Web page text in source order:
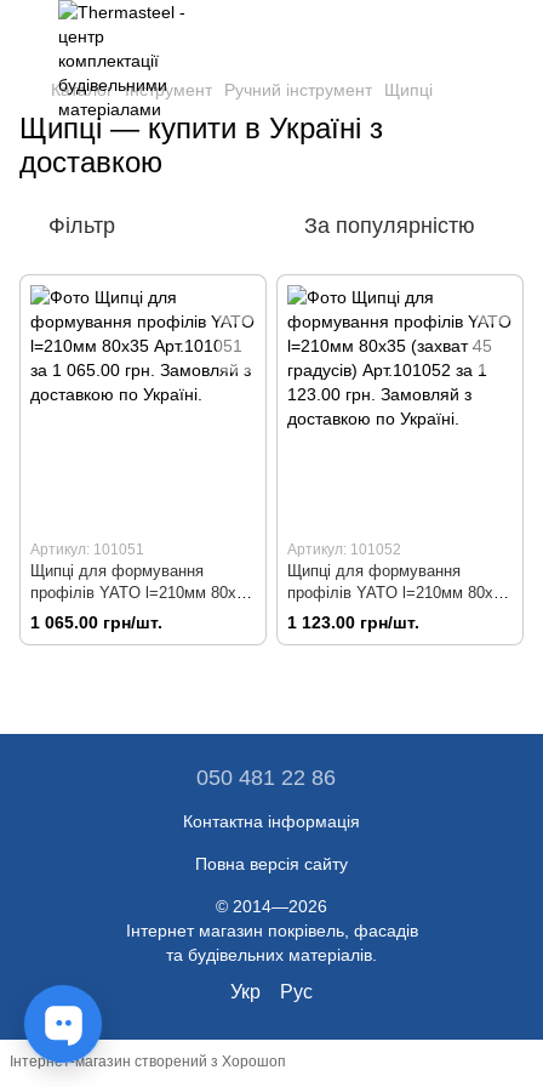
Каталог Інструмент Ручний інструмент Щипці
Щипці — купити в Україні з
доставкою
Фільтр За популярністю
Артикул: 101051
Щипці для формування
профілів YATO l=210мм 80х35
Арт.101051
1 065.00 грн/шт.
Артикул: 101052
Щипці для формування
профілів YATO l=210мм 80х35
(захват 45 градусів)
1 123.00 грн/шт.
050 481 22 86
Контактна інформація
Повна версія сайту
© 2014—2026
Інтернет магазин покрівель, фасадів
та будівельних матеріалів.
Укр Рус
Інтернет-магазин створений з Хорошоп